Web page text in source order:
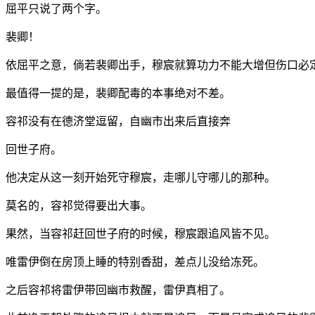
屈平只说了两个字。
裴卿！
依屈平之意，倘若裴卿出手，穆宸就算功力不能大增但伤口必
最值得一提的是，裴卿配毒的本事绝对不差。
容祁没有在德济堂逗留，自幽市出来后直接奔
回世子府。
他决定从这一刻开始死守穆宸，走哪儿守哪儿的那种。
莫名的，容祁觉得要出大事。
果然，当容祁赶回世子府的时候，穆宸跟追风皆不见。
唯雷伊倒在房顶上睡的特别香甜，差点儿没给冻死。
之后容祁将雷伊带回幽市救醒，雷伊真相了。